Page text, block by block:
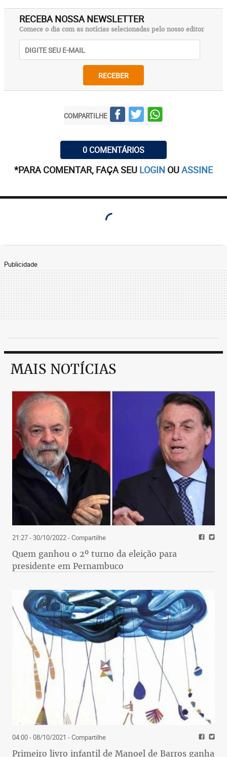
RECEBA NOSSA NEWSLETTER
Comece o dia com as notícias selecionadas pelo nosso editor
RECEBER
COMPARTILHE
0 COMENTÁRIOS
*PARA COMENTAR, FAÇA SEU LOGIN OUASSINE
Publicidade
MAIS NOTÍCIAS
21:27 - 30/10/2022- Compartilhe
Quem ganhou o 2º turno da eleição para
presidente em Pernambuco
04:00 - 08/10/2021 - Compartilhe
Primeiro livro infantil de Manoel de Barros ganha